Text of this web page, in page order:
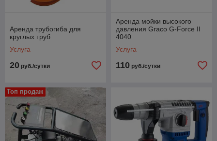
Аренда трубогиба для
круглых труб
Услуга
20 руб./сутки
Аренда мойки высокого
давления Graco G-Force II
4040
Услуга
110 руб./сутки
Топ продаж